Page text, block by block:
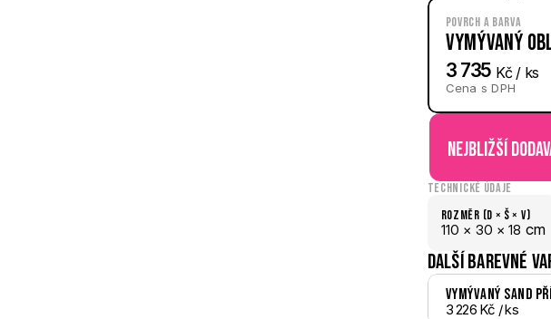
Povrch a barva
Vymývaný
3 735 Kč / ks
Cena s DPH
nejbližší
Technické údaje
Rozměr (D × š × V)
110 × 30 × 18 cm
Další barevné
Vymývaný Sand
3 226 Kč / ks